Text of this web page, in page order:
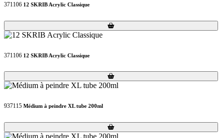
371106 12 SKRIB Acrylic Classique
Loading...
Loading...
371106 12 SKRIB Acrylic Classique
Loading...
Loading...
937115 Médium à peindre XL tube 200ml
Loading...
Loading...